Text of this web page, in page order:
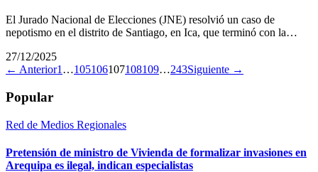
El Jurado Nacional de Elecciones (JNE) resolvió un caso de
nepotismo en el distrito de Santiago, en Ica, que terminó con la…
27/12/2025
← Anterior1 …105106107108109…243Siguiente →
Popular
Red de Medios Regionales
Pretensión de ministro de Vivienda de formalizar invasiones en
Arequipa es ilegal, indican especialistas